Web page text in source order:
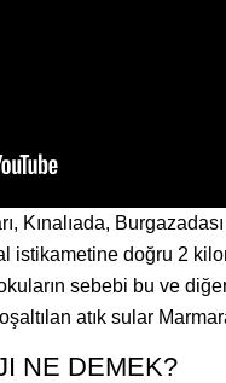
Kınalıada,
istikametine doğru 2
kokuların sebebi bu ve
atık sular
NE DEMEK?